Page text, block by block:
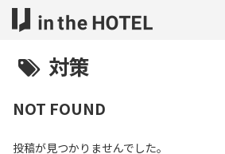
対策
NOT FOUND
投稿が見つかりませんでした。